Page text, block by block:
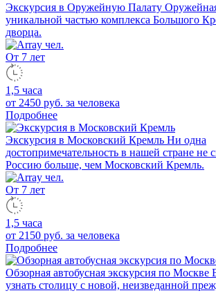
Экскурсия в Оружейную Палату
уникальной частью комплекса Большого
дворца.
От 7 лет
1,5 часа
от 2450 руб. за человека
Подробнее
Экскурсия в Московский Кремль Ни одна
достопримечательность в нашей стране не
Россию больше, чем Московский Кремль.
От 7 лет
1,5 часа
от 2150 руб. за человека
Подробнее
Обзорная автобусная экскурсия по Москве
узнать столицу с новой, неизведанной